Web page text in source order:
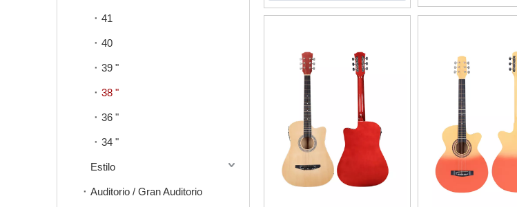
41
40
39 "
38 "
36 "
34 "
Estilo
Auditorio / Gran Auditorio